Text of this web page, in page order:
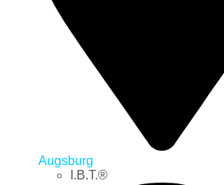
Augsburg
I.B.T.®